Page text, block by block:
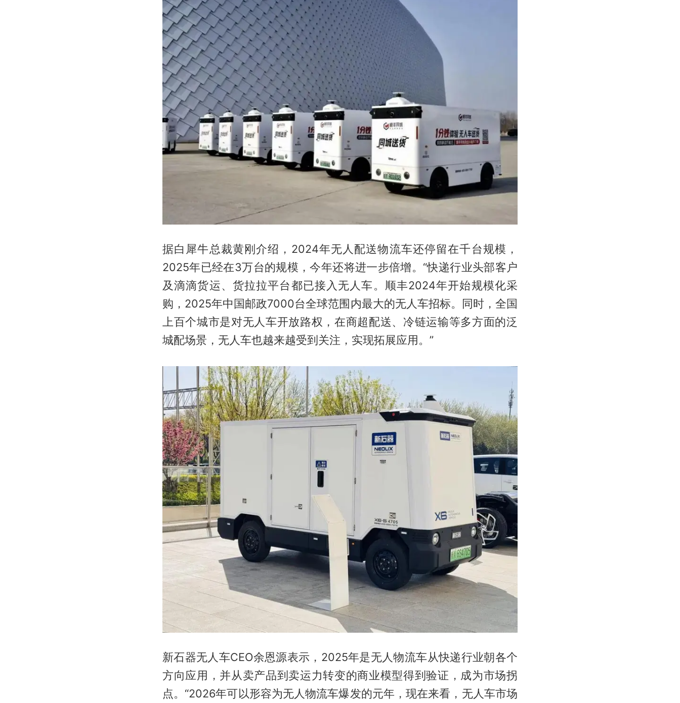
据白犀牛总裁黄刚介绍，2024年无人配送物流车还停留在千台规模，
2025年已经在3万台的规模，今年还将进一步倍增。“快递行业头部客户
及滴滴货运、货拉拉平台都已接入无人车。顺丰2024年开始规模化采
购，2025年中国邮政7000台全球范围内最大的无人车招标。同时，全国
上百个城市是对无人车开放路权，在商超配送、冷链运输等多方面的泛
城配场景，无人车也越来越受到关注，实现拓展应用。”
新石器无人车CEO余恩源表示，2025年是无人物流车从快递行业朝各个
方向应用，并从卖产品到卖运力转变的商业模型得到验证，成为市场拐
点。“2026年可以形容为无人物流车爆发的元年，现在来看，无人车市场